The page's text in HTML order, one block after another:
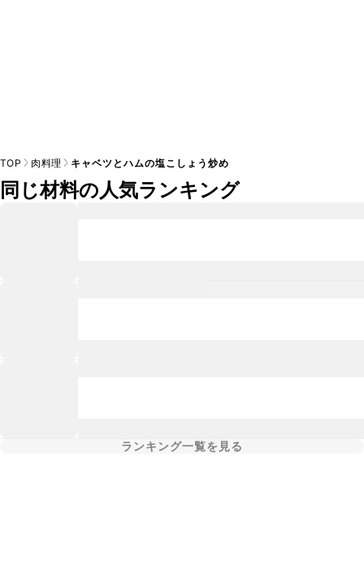
TOP 肉料理 キャベツとハムの塩こしょう炒め
同じ材料の人気ランキング
ランキング一覧を見る